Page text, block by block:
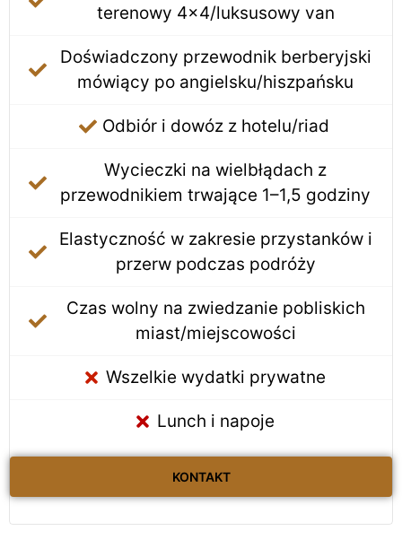
terenowy 4×4/luksusowy van
Doświadczony przewodnik berberyjski
mówiący po angielsku/hiszpańsku
Odbiór i dowóz z hotelu/riad
Wycieczki na wielbłądach z
przewodnikiem trwające 1–1,5 godziny
Elastyczność w zakresie przystanków i
przerw podczas podróży
Czas wolny na zwiedzanie pobliskich
miast/miejscowości
Wszelkie wydatki prywatne
Lunch i napoje
KONTAKT